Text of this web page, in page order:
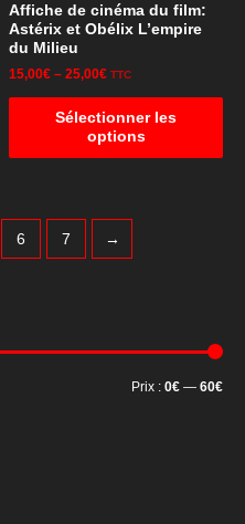
PP
Prix : 0€ — 60€
Affiche de cinéma du film:
Astérix et Obélix L’empire
du Milieu
15,00€ – 25,00€ TTC
Sélectionner les
options
6 7 →